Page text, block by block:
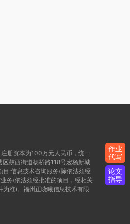
册资本为100万元人民币，统一
鼓西街道杨桥路118号宏杨新城
:信息技术咨询服务(除依法须经
务(依法须经批准的项目，经相关
为准)。福州正晓曦信息技术有限
作业
代写
论文
指导